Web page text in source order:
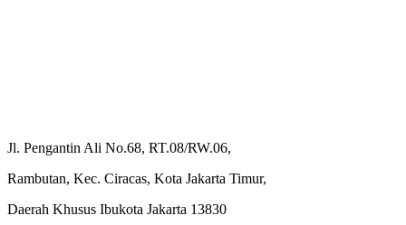
Jl. Pengantin Ali No.68, RT.08/RW.06,
Rambutan, Kec. Ciracas, Kota Jakarta Timur,
Daerah Khusus Ibukota Jakarta 13830